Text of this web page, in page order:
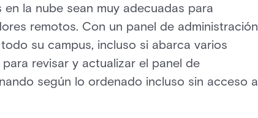
la nube sean muy adecuadas para
remotos. Con un panel de administración
su campus, incluso si abarca varios
revisar y actualizar el panel de
según lo ordenado incluso sin acceso a